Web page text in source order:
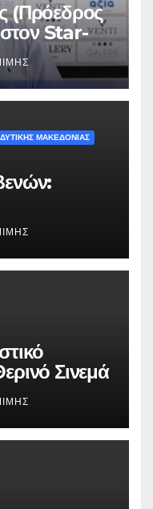
(Πρόεδρος
Star-
Σάββατο
ΜΑΚΕΔΟΝΙΑΣ
οδού
Σινεμά